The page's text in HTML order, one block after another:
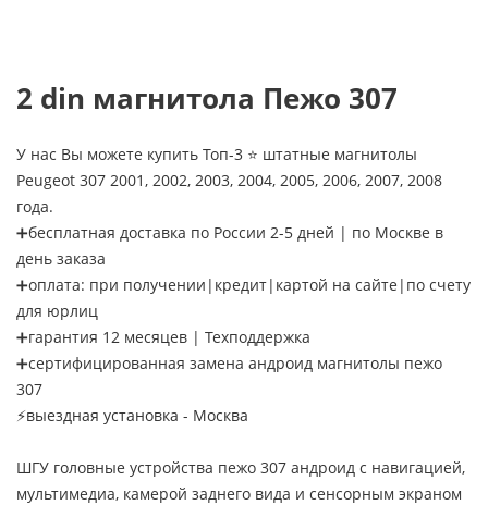
2 din магнитола Пежо 307
У нас Вы можете купить Топ-3 ⭐ штатные магнитолы
Peugeot 307 2001, 2002, 2003, 2004, 2005, 2006, 2007, 2008
года.
➕бесплатная доставка по России 2-5 дней | по Москве в
день заказа
➕оплата: при получении|кредит|картой на сайте|по счету
для юрлиц
➕гарантия 12 месяцев | Техподдержка
➕сертифицированная замена андроид магнитолы пежо
307
⚡выездная установка - Москва
ШГУ головные устройства пежо 307 андроид с навигацией,
мультимедиа, камерой заднего вида и сенсорным экраном